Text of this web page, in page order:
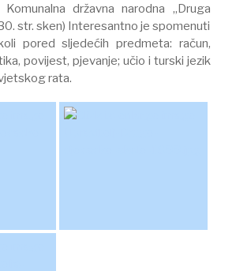
državna narodna „Druga
str. sken) Interesantno je spomenuti
pored sljedećih predmeta: račun,
povijest, pjevanje; učio i turski jezik
rata.